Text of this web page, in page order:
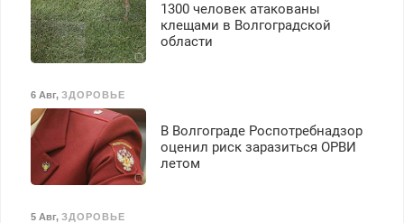
1300 человек атакованы
клещами в Волгоградской
области
6 Авг, ЗДОРОВЬЕ
В Волгограде Роспотребнадзор
оценил риск заразиться ОРВИ
летом
5 Авг, ЗДОРОВЬЕ